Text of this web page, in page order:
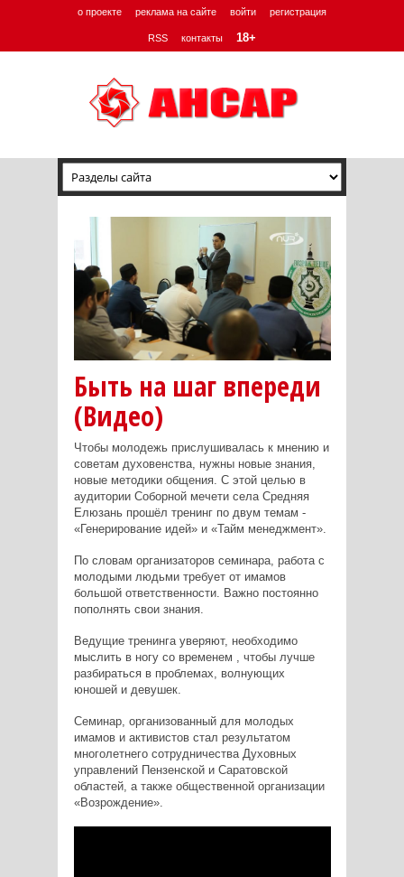
о проекте реклама на сайте войти регистрация
RSS контакты 18+
Быть на шаг впереди
(Видео)
Чтобы молодежь прислушивалась к мнению и
советам духовенства, нужны новые знания,
новые методики общения. С этой целью в
аудитории Соборной мечети села Средняя
Елюзань прошёл тренинг по двум темам -
«Генерирование идей» и «Тайм менеджмент».
По словам организаторов семинара, работа с
молодыми людьми требует от имамов
большой ответственности. Важно постоянно
пополнять свои знания.
Ведущие тренинга уверяют, необходимо
мыслить в ногу со временем , чтобы лучше
разбираться в проблемах, волнующих
юношей и девушек.
Семинар, организованный для молодых
имамов и активистов стал результатом
многолетнего сотрудничества Духовных
управлений Пензенской и Саратовской
областей, а также общественной организации
«Возрождение».